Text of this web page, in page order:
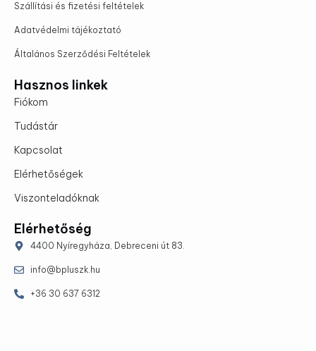
Szállítási és fizetési feltételek
Adatvédelmi tájékoztató
Általános Szerződési Feltételek
Hasznos linkek
Fiókom
Tudástár
Kapcsolat
Elérhetőségek
Viszonteladóknak
Elérhetőség
4400 Nyíregyháza, Debreceni út 83.
info@bpluszk.hu
+36 30 637 6312